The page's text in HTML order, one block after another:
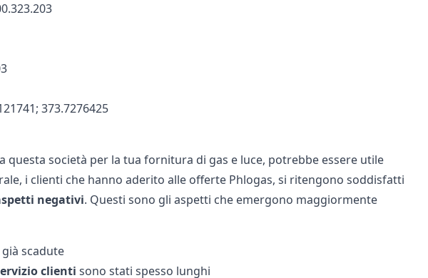
373.7276425
questa società per la tua fornitura di gas e luce, potrebbe essere utile
i clienti che hanno aderito alle offerte Phlogas, si ritengono soddisfatti
negativi. Questi sono gli aspetti che emergono maggiormente
scadute
clienti sono stati spesso lunghi